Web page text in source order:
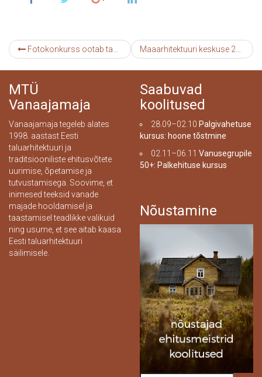
Fotokonkurss ootab taas pilte!
MTÜ
Vanaajamaja
Vanaajamaja tegeleb alates
1998. aastast Eesti
taluarhitektuuri ja
traditsiooniliste ehitusvõtete
uurimise, õpetamise ja
tutvustamisega. Soovime, et
inimesed teeksid vanade
majade hooldamisel ja
taastamisel teadlikke valikuid
ning usume, et see aitab kaasa
Eesti taluarhitektuuri
säilimisele.
Saabuvad
koolitused
28.09–02.10 Palgivahetuse
kursus: hoone tõstmine
02.11–06.11 Vanusegrupile
50+: Palkehituse kursus
Nõustamine